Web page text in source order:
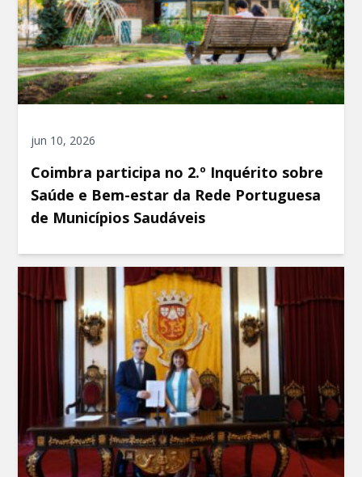
jun 10, 2026
Coimbra participa no 2.º Inquérito sobre
Saúde e Bem-estar da Rede Portuguesa
de Municípios Saudáveis